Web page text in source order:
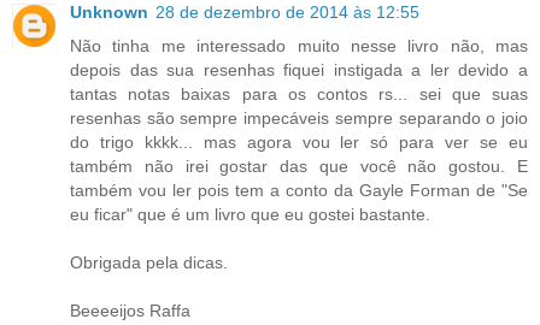
Unknown 28 de dezembro de 2014 às 12:55
Não tinha me interessado muito nesse livro não, mas
depois das sua resenhas fiquei instigada a ler devido a
tantas notas baixas para os contos rs... sei que suas
resenhas são sempre impecáveis sempre separando o joio
do trigo kkkk... mas agora vou ler só para ver se eu
também não irei gostar das que você não gostou. E
também vou ler pois tem a conto da Gayle Forman de "Se
eu ficar" que é um livro que eu gostei bastante.
Obrigada pela dicas.
Beeeeijos Raffa